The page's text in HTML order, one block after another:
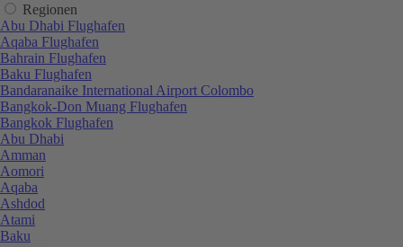
Regionen
Abu Dhabi Flughafen
Aqaba Flughafen
Bahrain Flughafen
Baku Flughafen
Bandaranaike International Airport Colombo
Bangkok-Don Muang Flughafen
Bangkok Flughafen
Abu Dhabi
Amman
Aomori
Aqaba
Ashdod
Atami
Baku